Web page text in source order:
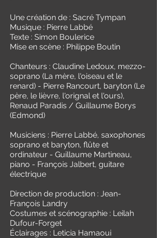
Une création de : Sacré Tympan
Musique : Pierre Labbé
Texte : Simon Boulerice
Mise en scène : Philippe Boutin
Chanteurs : Claudine Ledoux, mezzo-
soprano (La mère, l'oiseau et le
renard) - Pierre Rancourt, baryton (Le
père, le lièvre, l'orignal et l'ours),
Renaud Paradis / Guillaume Borys
(Edmond)
Musiciens : Pierre Labbé, saxophones
soprano et baryton, flûte et
ordinateur - Guillaume Martineau,
piano - François Jalbert, guitare
électrique
Direction de production : Jean-
François Landry
Costumes et scénographie : Leilah
Dufour-Forget
Éclairages : Leticia Hamaoui